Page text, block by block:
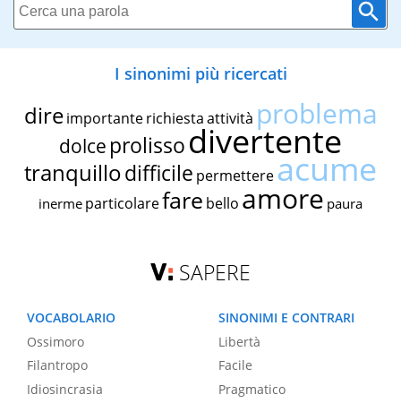
I sinonimi più ricercati
dire importante richiestaattività problema
dolce prolissodivertente
tranquillodifficile permettereacume
inerme particolarefare bello amore paura
SAPERE
VOCABOLARIO
Ossimoro
Filantropo
Idiosincrasia
SINONIMI E CONTRARI
Libertà
Facile
Pragmatico